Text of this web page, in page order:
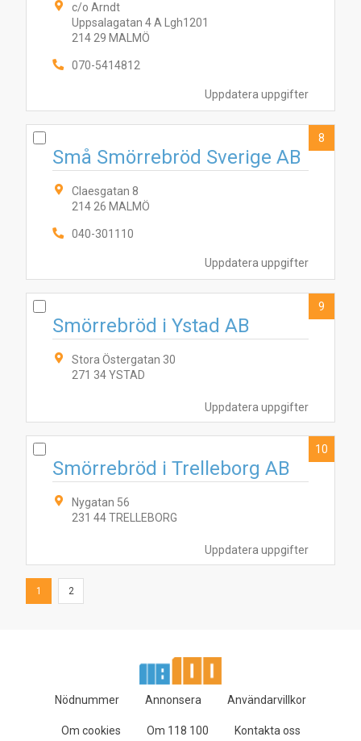
Uppdatera uppgifter
c/o Arndt
Uppsalagatan 4 A Lgh1201
214 29 MALMÖ
070-5414812
Uppdatera uppgifter
Små Smörrebröd Sverige AB
Claesgatan 8
214 26 MALMÖ
040-301110
8
Uppdatera uppgifter
Smörrebröd i Ystad AB
Stora Östergatan 30
271 34 YSTAD
9
Uppdatera uppgifter
Smörrebröd i Trelleborg AB
Nygatan 56
231 44 TRELLEBORG
10
1 2
Nödnummer Annonsera Användarvillkor
Om cookies Om 118 100 Kontakta oss